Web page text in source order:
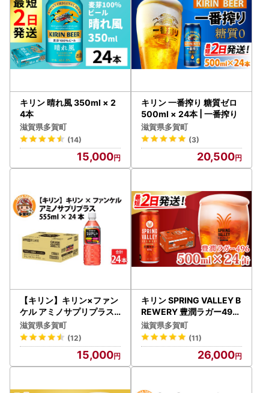
キリン 晴れ風 350ml × 2
4本
滋賀県多賀町
(14)
15,000
キリン 一番搾り 糖質ゼロ
500ml × 24本 | 一番搾り
滋賀県多賀町
(3)
20,500
【キリン】キリン×ファン
ケル アミノサプリプラス5
55mlＰＥＴx24本
滋賀県多賀町
(12)
15,000
キリン SPRING VALLEY B
REWERY 豊潤ラガー496
500ml×24缶 | クラフト
ビール スプリングバレー
豊潤
滋賀県多賀町
(11)
26,000